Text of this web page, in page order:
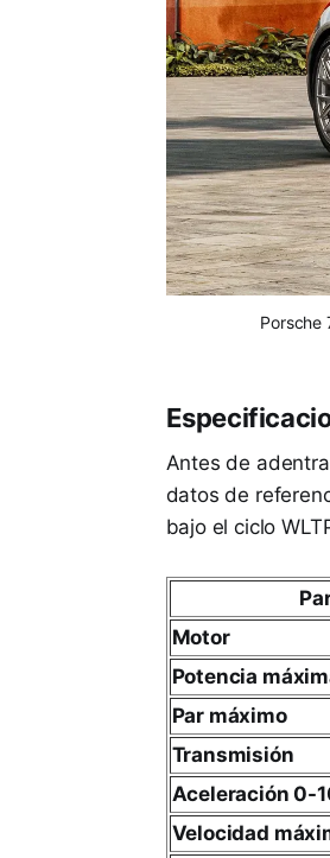
Porsche
Antes de
datos de
bajo el ciclo
Motor
Potencia
Par máximo
Transmisión
Aceleración 0-
Velocidad